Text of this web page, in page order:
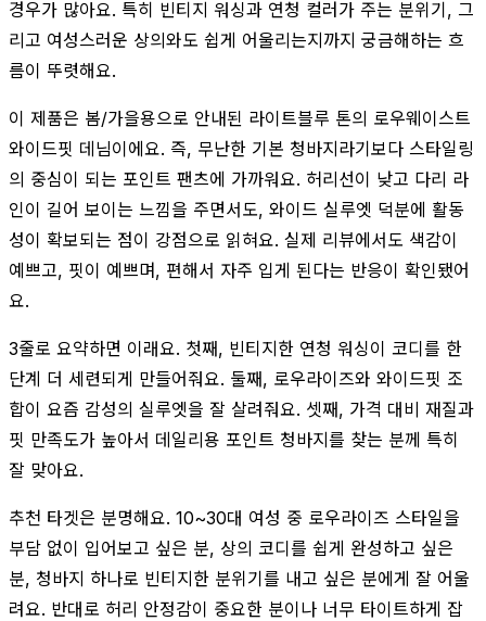
경우가 많아요. 특히 빈티지 워싱과 연청 컬러가 주는 분위기, 그
리고 여성스러운 상의와도 쉽게 어울리는지까지 궁금해하는 흐
름이 뚜렷해요.
이 제품은 봄/가을용으로 안내된 라이트블루 톤의 로우웨이스트
와이드핏 데님이에요. 즉, 무난한 기본 청바지라기보다 스타일링
의 중심이 되는 포인트 팬츠에 가까워요. 허리선이 낮고 다리 라
인이 길어 보이는 느낌을 주면서도, 와이드 실루엣 덕분에 활동
성이 확보되는 점이 강점으로 읽혀요. 실제 리뷰에서도 색감이
예쁘고, 핏이 예쁘며, 편해서 자주 입게 된다는 반응이 확인됐어
요.
3줄로 요약하면 이래요. 첫째, 빈티지한 연청 워싱이 코디를 한
단계 더 세련되게 만들어줘요. 둘째, 로우라이즈와 와이드핏 조
합이 요즘 감성의 실루엣을 잘 살려줘요. 셋째, 가격 대비 재질과
핏 만족도가 높아서 데일리용 포인트 청바지를 찾는 분께 특히
잘 맞아요.
추천 타겟은 분명해요. 10~30대 여성 중 로우라이즈 스타일을
부담 없이 입어보고 싶은 분, 상의 코디를 쉽게 완성하고 싶은
분, 청바지 하나로 빈티지한 분위기를 내고 싶은 분에게 잘 어울
려요. 반대로 허리 안정감이 중요한 분이나 너무 타이트하게 잡